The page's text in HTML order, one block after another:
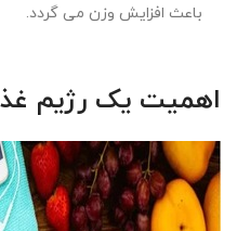
باعث افزایش وزن می گردد.
اهمیت یک رژیم